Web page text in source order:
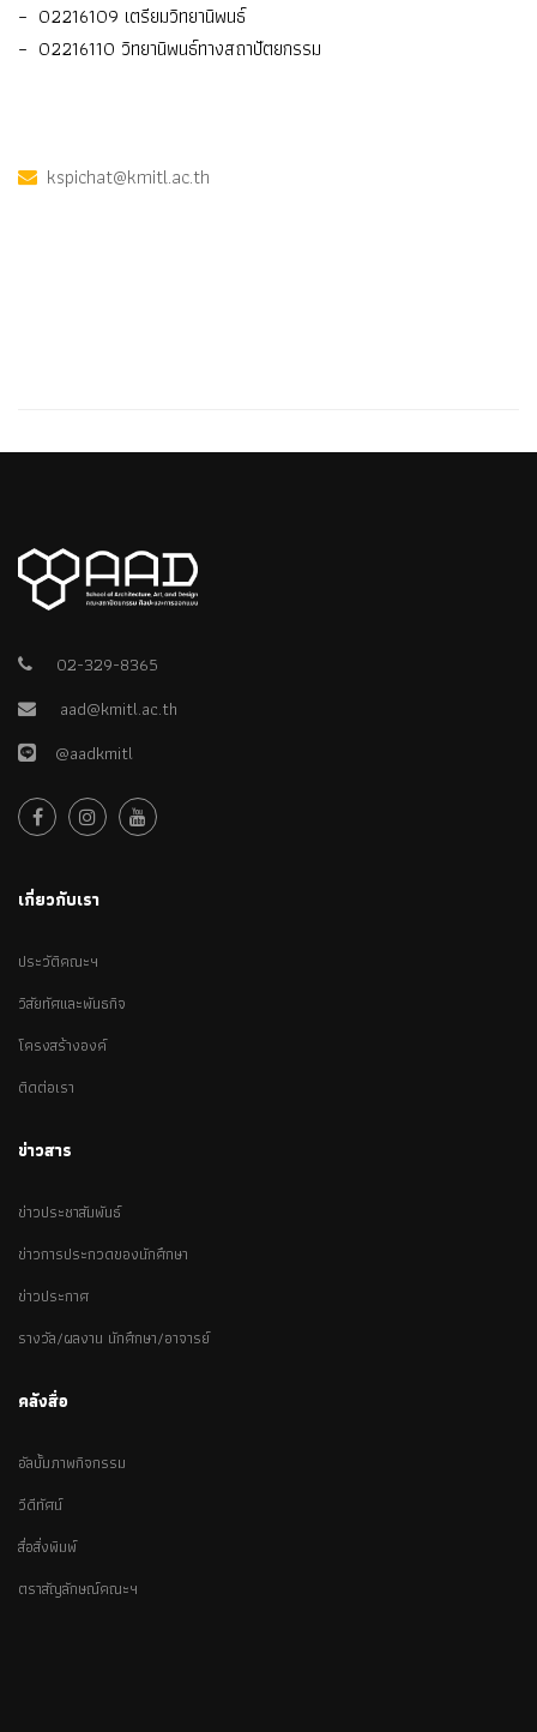
– 02216109 เตรียมวิทยานิพนธ์
– 02216110 วิทยานิพนธ์ทางสถาปัตยกรรม
kspichat@kmitl.ac.th
02-329-8365
aad@kmitl.ac.th
@aadkmitl
เกี่ยวกับเรา
ประวัติคณะฯ
วิสัยทัศและพันธกิจ
โครงสร้างองค์
ติดต่อเรา
ข่าวสาร
ข่าวประชาสัมพันธ์
ข่าวการประกวดของนักศึกษา
ข่าวประกาศ
รางวัล/ผลงาน นักศึกษา/อาจารย์
คลังสื่อ
อัลบั้มภาพกิจกรรม
วีดีทัศน์
สื่อสิ่งพิมพ์
ตราสัญลักษณ์คณะฯ